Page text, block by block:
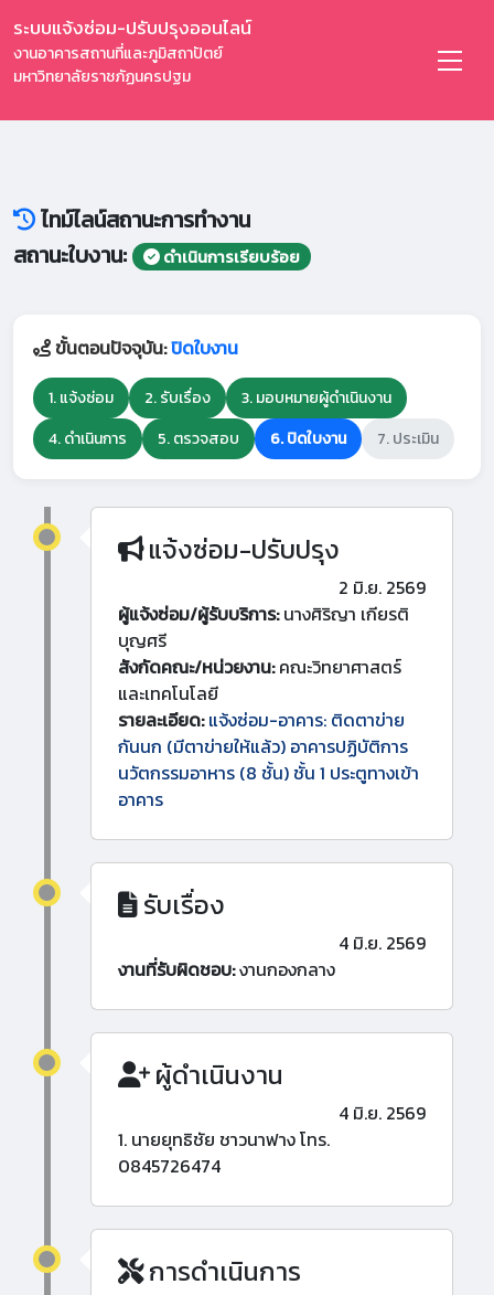
ระบบแจ้งซ่อม-ปรับปรุงออนไลน์
งานอาคารสถานที่และภูมิสถาปัตย์
มหาวิทยาลัยราชภัฏนครปฐม
ไทม์ไลน์สถานะการทำงาน
สถานะใบงาน:
ดำเนินการเรียบร้อย
ขั้นตอนปัจจุบัน:ปิดใบงาน
1. แจ้งซ่อม 2. รับเรื่อง
3. มอบหมายผู้ดำเนินงาน
4. ดำเนินการ
5. ตรวจสอบ 6. ปิดใบงาน 7. ประเมิน
แจ้งซ่อม-ปรับปรุง
2 มิ.ย. 2569
ผู้แจ้งซ่อม/ผู้รับบริการ:นางศิริญา เกียรติ
บุญศรี
สังกัดคณะ/หน่วยงาน:คณะวิทยาศาสตร์
และเทคโนโลยี
รายละเอียด: แจ้งซ่อม-อาคาร: ติดตาข่าย
กันนก (มีตาข่ายให้แล้ว) อาคารปฏิบัติการ
นวัตกรรมอาหาร (8 ชั้น) ชั้น 1 ประตูทางเข้า
อาคาร
รับเรื่อง
4 มิ.ย. 2569
งานที่รับผิดชอบ:งานกองกลาง
ผู้ดำเนินงาน
4 มิ.ย. 2569
1. นายยุทธิชัย ชาวนาฟาง โทร.
0845726474
การดำเนินการ